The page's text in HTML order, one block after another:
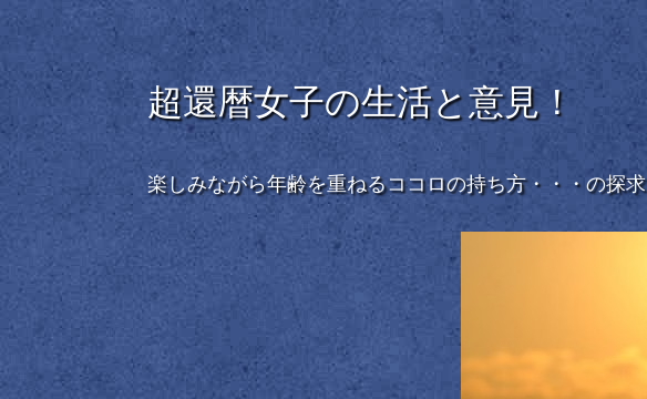
超還暦女子の生活と意見！
楽しみながら年齢を重ねるココロの持ち方・・・の探求